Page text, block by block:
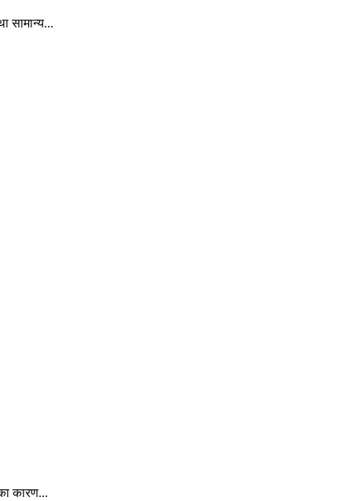
सामान्य...
कारण...